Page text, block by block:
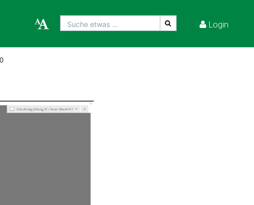
Suche etwas ... Login